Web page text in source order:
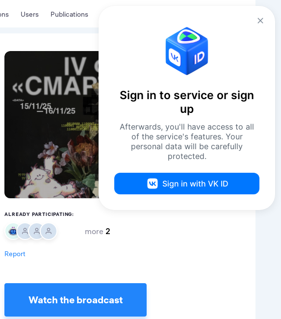
Users Publications
ALREADY PARTICIPATING:
more 2
Report
Watch the broadcast
Sign in to service or sign
up
Afterwards, you'll have access to all
of the service's features. Your
personal data will be carefully
protected.
Sign in with VK ID